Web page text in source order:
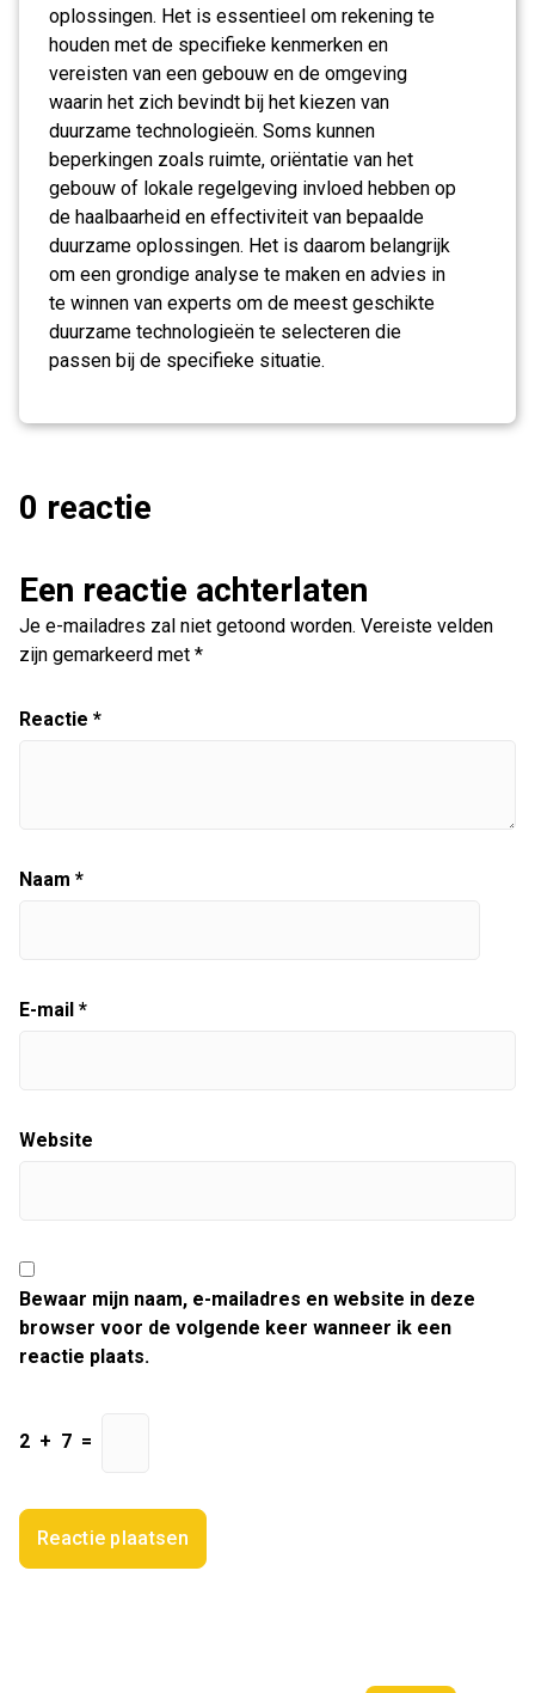
oplossingen. Het is essentieel om rekening te
houden met de specifieke kenmerken en
vereisten van een gebouw en de omgeving
waarin het zich bevindt bij het kiezen van
duurzame technologieën. Soms kunnen
beperkingen zoals ruimte, oriëntatie van het
gebouw of lokale regelgeving invloed hebben op
de haalbaarheid en effectiviteit van bepaalde
duurzame oplossingen. Het is daarom belangrijk
om een grondige analyse te maken en advies in
te winnen van experts om de meest geschikte
duurzame technologieën te selecteren die
passen bij de specifieke situatie.
0 reactie
Een reactie achterlaten
Je e-mailadres zal niet getoond worden. Vereiste velden
zijn gemarkeerd met *
Reactie *
Naam *
E-mail *
Website
Bewaar mijn naam, e-mailadres en website in deze
browser voor de volgende keer wanneer ik een
reactie plaats.
2 + 7 =